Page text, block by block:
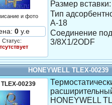
и фото
0 у.е
Статус:
Размер вставки:
Тип
A-18
Соединение
3/8X1/2ODF
HONEYWELL TLEX-00239
TLEX-00239
HONEYWELL